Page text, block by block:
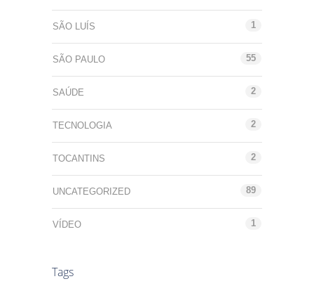
SÃO LUÍS 1
SÃO PAULO 55
SAÚDE 2
TECNOLOGIA 2
TOCANTINS 2
UNCATEGORIZED 89
VÍDEO 1
Tags